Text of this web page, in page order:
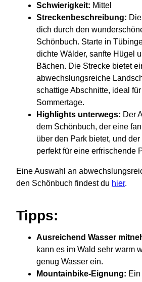
Schwierigkeit: Mittel
Streckenbeschreibung:
dich durch den
Schönbuch. Starte in
dichte Wälder, sanfte Hügel
Bächen. Die Strecke bietet
abwechslungsreiche
schattige Abschnitte, ideal
Sommertage.
Highlights unterwegs: Der
dem Schönbuch, der eine
über den Park bietet, und
perfekt für eine erfrischende
Eine Auswahl an
den Schönbuch findest du hier.
Tipps:
Ausreichend Wasser
kann es im Wald sehr warm
genug Wasser ein.
Mountainbike-Eignung: